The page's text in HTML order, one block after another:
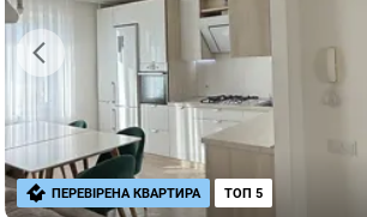
ПЕРЕВІРЕНА КВАРТИРА ТОП 5